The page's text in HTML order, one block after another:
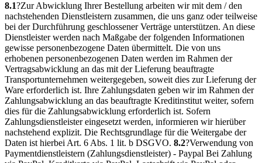
8.1?Zur Abwicklung Ihrer Bestellung arbeiten wir mit dem / den
nachstehenden Dienstleistern zusammen, die uns ganz oder teilweise
bei der Durchführung geschlossener Verträge unterstützen. An diese
Dienstleister werden nach Maßgabe der folgenden Informationen
gewisse personenbezogene Daten übermittelt. Die von uns
erhobenen personenbezogenen Daten werden im Rahmen der
Vertragsabwicklung an das mit der Lieferung beauftragte
Transportunternehmen weitergegeben, soweit dies zur Lieferung der
Ware erforderlich ist. Ihre Zahlungsdaten geben wir im Rahmen der
Zahlungsabwicklung an das beauftragte Kreditinstitut weiter, sofern
dies für die Zahlungsabwicklung erforderlich ist. Sofern
Zahlungsdienstleister eingesetzt werden, informieren wir hierüber
nachstehend explizit. Die Rechtsgrundlage für die Weitergabe der
Daten ist hierbei Art. 6 Abs. 1 lit. b DSGVO. 8.2?Verwendung von
Paymentdienstleistern (Zahlungsdienstleister) - Paypal Bei Zahlung